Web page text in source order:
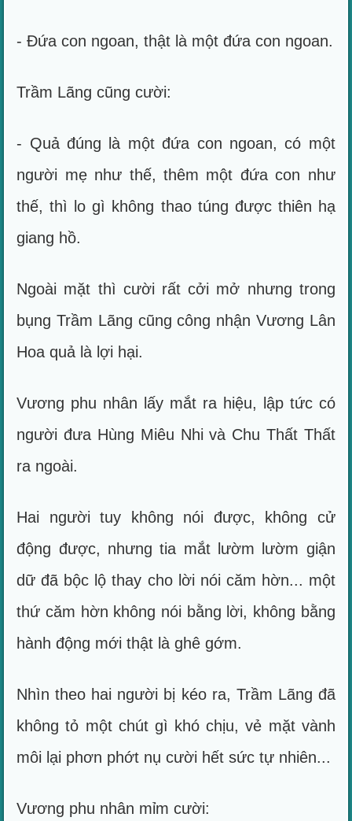
- Đứa con ngoan, thật là một đứa con ngoan.
Trầm Lãng cũng cười:
- Quả đúng là một đứa con ngoan, có một
người mẹ như thế, thêm một đứa con như
thế, thì lo gì không thao túng được thiên hạ
giang hồ.
Ngoài mặt thì cười rất cởi mở nhưng trong
bụng Trầm Lãng cũng công nhận Vương Lân
Hoa quả là lợi hại.
Vương phu nhân lấy mắt ra hiệu, lập tức có
người đưa Hùng Miêu Nhi và Chu Thất Thất
ra ngoài.
Hai người tuy không nói được, không cử
động được, nhưng tia mắt lườm lườm giận
dữ đã bộc lộ thay cho lời nói căm hờn... một
thứ căm hờn không nói bằng lời, không bằng
hành động mới thật là ghê gớm.
Nhìn theo hai người bị kéo ra, Trầm Lãng đã
không tỏ một chút gì khó chịu, vẻ mặt vành
môi lại phơn phớt nụ cười hết sức tự nhiên...
Vương phu nhân mỉm cười: